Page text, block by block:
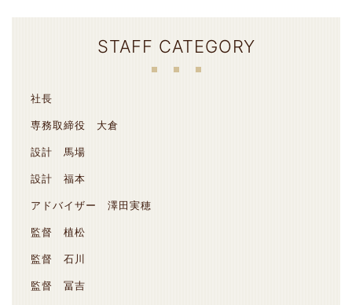
STAFF CATEGORY
社長
専務取締役 大倉
設計 馬場
設計 福本
アドバイザー 澤田実穂
監督 植松
監督 石川
監督 冨吉